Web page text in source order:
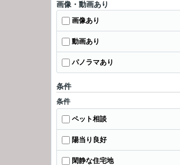
画像・動画あり
画像あり
動画あり
パノラマあり
条件
条件
ペット相談
陽当り良好
閑静な住宅地